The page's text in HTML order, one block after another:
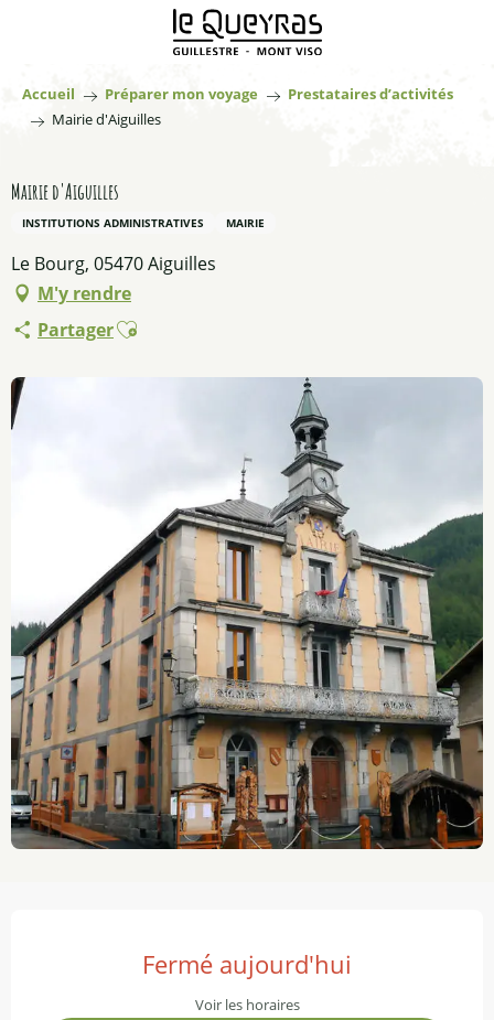
principal
Accueil Préparer mon voyage
Prestataires d’activités
Mairie d'Aiguilles
Mairie d'Aiguilles
INSTITUTIONS ADMINISTRATIVES MAIRIE
Le Bourg, 05470 Aiguilles
M'y rendre
PartagerAjouter aux favoris
Fermé aujourd'hui
Voir les horaires